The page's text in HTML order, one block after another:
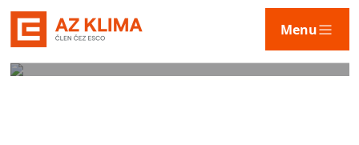
Menu
NAŠE TECHNOLOGIE